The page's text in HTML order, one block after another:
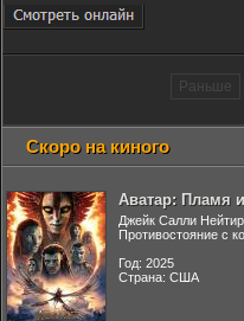
Раньше
Скоро на киного
Аватар: Пламя
Джейк Салли
Противостояние с
Год: 2025
Страна: США